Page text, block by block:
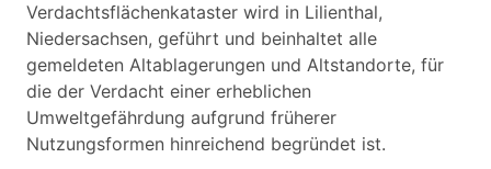
Verdachtsflächenkataster wird in Lilienthal,
Niedersachsen, geführt und beinhaltet alle
gemeldeten Altablagerungen und Altstandorte, für
die der Verdacht einer erheblichen
Umweltgefährdung aufgrund früherer
Nutzungsformen hinreichend begründet ist.